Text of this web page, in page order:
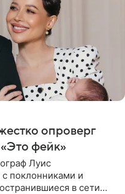
опроверг
фейк»
Луис
поклонниками и
в сети